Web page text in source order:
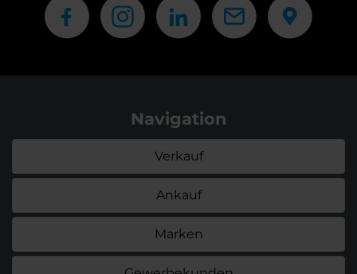
Navigation
Verkauf
Ankauf
Marken